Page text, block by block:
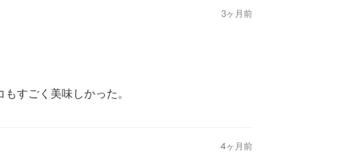
3ヶ月前
すごく美味しかった。
4ヶ月前